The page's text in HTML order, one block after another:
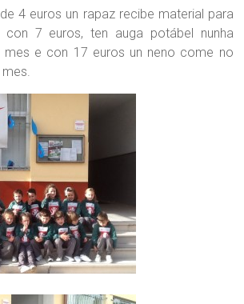
4 euros un rapaz recibe material para
con 7 euros, ten auga potábel nunha
mes e con 17 euros un neno come no